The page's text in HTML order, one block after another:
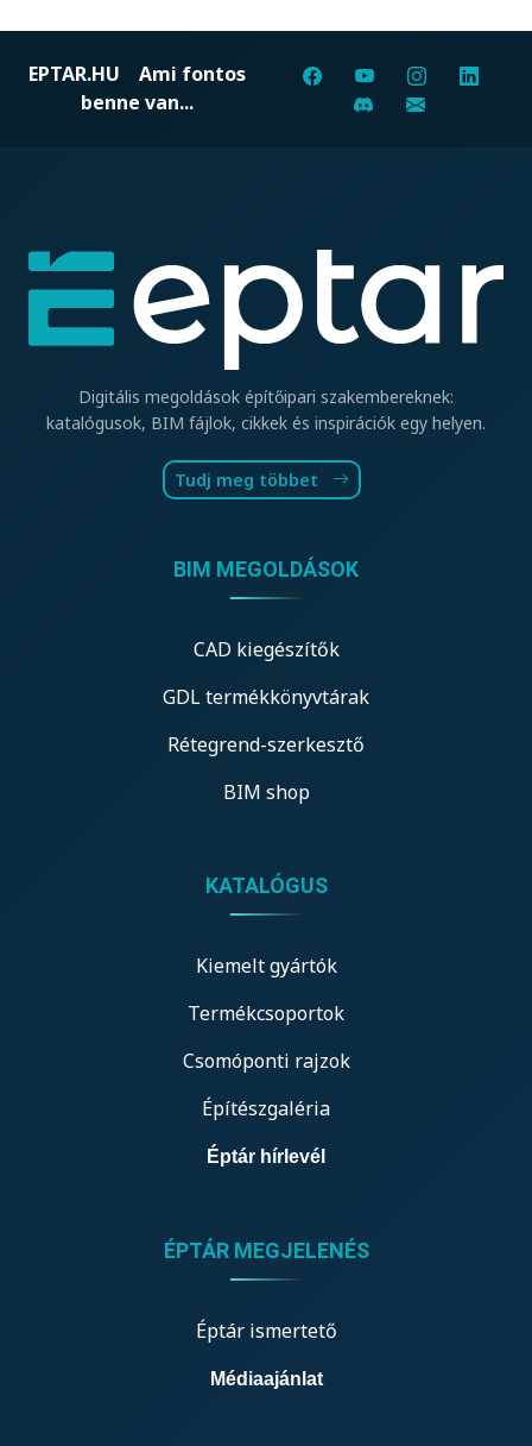
EPTAR.HU Ami fontos
benne van...
Digitális megoldások építőipari szakembereknek:
katalógusok, BIM fájlok, cikkek és inspirációk egy helyen.
Tudj meg többet
BIM MEGOLDÁSOK
CAD kiegészítők
GDL termékkönyvtárak
Rétegrend-szerkesztő
BIM shop
KATALÓGUS
Kiemelt gyártók
Termékcsoportok
Csomóponti rajzok
Építészgaléria
Éptár hírlevél
ÉPTÁR MEGJELENÉS
Éptár ismertető
Médiaajánlat